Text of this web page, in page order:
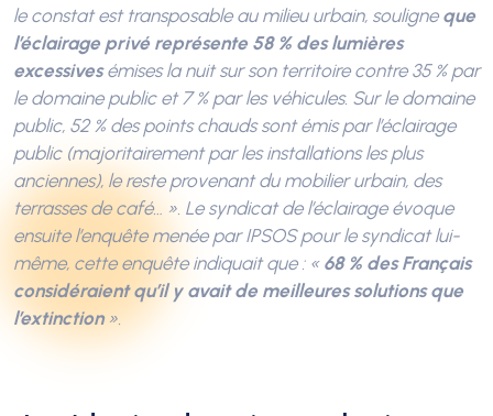
le constat est transposable au milieu urbain, souligne que
l’éclairage privé représente 58 % des lumières
excessivesémises la nuit sur son territoire contre 35 % par
le domaine public et 7 % par les véhicules. Sur le domaine
public, 52 % des points chauds sont émis par l’éclairage
public (majoritairement par les installations les plus
anciennes), le reste provenant du mobilier urbain, des
terrasses de café… ». Le syndicat de l’éclairage évoque
ensuite l’enquête menée par IPSOS pour le syndicat lui-
même, cette enquête indiquait que : « 68 % des Français
considéraient qu’il y avait de meilleures solutions que
l’extinction».